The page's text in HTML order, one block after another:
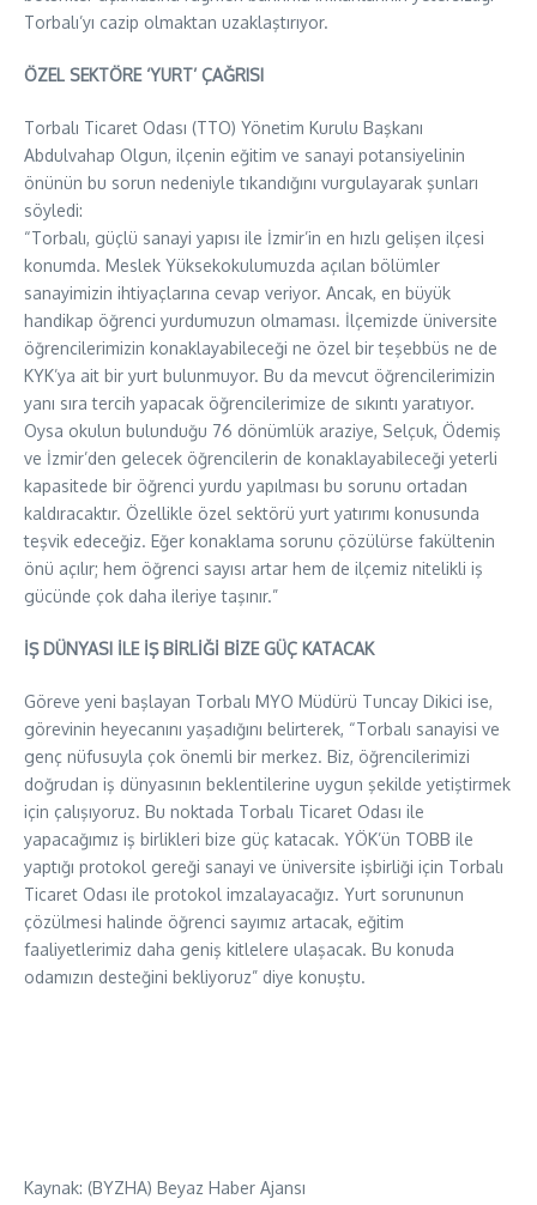
Torbalı’yı cazip olmaktan uzaklaştırıyor.
ÖZEL SEKTÖRE ‘YURT’ ÇAĞRISI
Torbalı Ticaret Odası (TTO) Yönetim Kurulu Başkanı
Abdulvahap Olgun, ilçenin eğitim ve sanayi potansiyelinin
önünün bu sorun nedeniyle tıkandığını vurgulayarak şunları
söyledi:
“Torbalı, güçlü sanayi yapısı ile İzmir’in en hızlı gelişen ilçesi
konumda. Meslek Yüksekokulumuzda açılan bölümler
sanayimizin ihtiyaçlarına cevap veriyor. Ancak, en büyük
handikap öğrenci yurdumuzun olmaması. İlçemizde üniversite
öğrencilerimizin konaklayabileceği ne özel bir teşebbüs ne de
KYK’ya ait bir yurt bulunmuyor. Bu da mevcut öğrencilerimizin
yanı sıra tercih yapacak öğrencilerimize de sıkıntı yaratıyor.
Oysa okulun bulunduğu 76 dönümlük araziye, Selçuk, Ödemiş
ve İzmir’den gelecek öğrencilerin de konaklayabileceği yeterli
kapasitede bir öğrenci yurdu yapılması bu sorunu ortadan
kaldıracaktır. Özellikle özel sektörü yurt yatırımı konusunda
teşvik edeceğiz. Eğer konaklama sorunu çözülürse fakültenin
önü açılır; hem öğrenci sayısı artar hem de ilçemiz nitelikli iş
gücünde çok daha ileriye taşınır.”
İŞ DÜNYASI İLE İŞ BİRLİĞİ BİZE GÜÇ KATACAK
Göreve yeni başlayan Torbalı MYO Müdürü Tuncay Dikici ise,
görevinin heyecanını yaşadığını belirterek, “Torbalı sanayisi ve
genç nüfusuyla çok önemli bir merkez. Biz, öğrencilerimizi
doğrudan iş dünyasının beklentilerine uygun şekilde yetiştirmek
için çalışıyoruz. Bu noktada Torbalı Ticaret Odası ile
yapacağımız iş birlikleri bize güç katacak. YÖK’ün TOBB ile
yaptığı protokol gereği sanayi ve üniversite işbirliği için Torbalı
Ticaret Odası ile protokol imzalayacağız. Yurt sorununun
çözülmesi halinde öğrenci sayımız artacak, eğitim
faaliyetlerimiz daha geniş kitlelere ulaşacak. Bu konuda
odamızın desteğini bekliyoruz” diye konuştu.
Kaynak: (BYZHA) Beyaz Haber Ajansı